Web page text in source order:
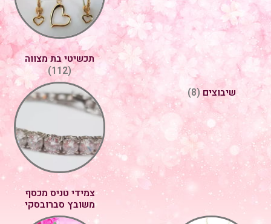
תכשיטי בת מצווה
(112)
שיבוצים(8)
צמידי טניס מכסף
משובץ סברובסקי